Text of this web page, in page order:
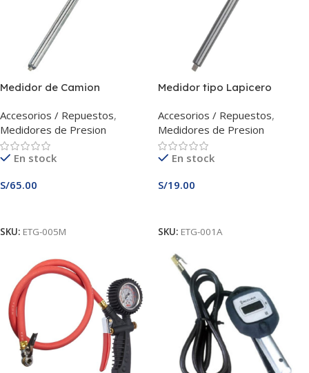
Medidor de Camion
Accesorios / Repuestos,
Medidores de Presion
En stock
S/65.00
SKU: ETG-005M
Medidor tipo Lapicero
Accesorios / Repuestos,
Medidores de Presion
En stock
S/19.00
SKU: ETG-001A